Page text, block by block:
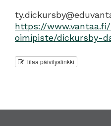
https://
oimipiste/dickursby-
Tilaa päivityslinkki